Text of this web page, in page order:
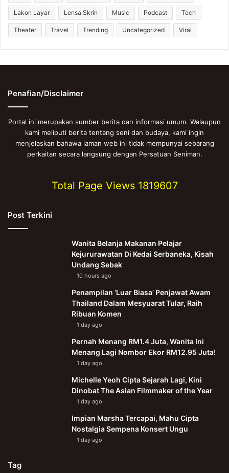
Lakon Layar Lensa Skrin Music Podcast Tech
Theater Travel Trending Uncategorized Viral
Penafian/Disclaimer
Portal ini merupakan sumber berita dan informasi umum. Walaupun
kami meliputi berita tentang seni dan budaya, kami ingin
menjelaskan bahawa laman web ini tidak mempunyai sebarang
perkaitan secara langsung dengan Persatuan Seniman.
Total Page Views 1819607
Post Terkini
Wanita Belanja Makanan Pelajar
Kejururawatan Di Kedai Serbaneka, Kisah
Undang Sebak
10 hours ago
Penampilan ‘Luar Biasa’ Penjawat Awam
Thailand Dalam Mesyuarat Tular, Raih
Ribuan Komen
1 day ago
Pernah Menang RM1.4 Juta, Wanita Ini
Menang Lagi Nombor Ekor RM12.95 Juta!
1 day ago
Michelle Yeoh Cipta Sejarah Lagi, Kini
Dinobat The Asian Filmmaker of the Year
1 day ago
Impian Marsha Tercapai, Mahu Cipta
Nostalgia Sempena Konsert Ungu
1 day ago
Tag